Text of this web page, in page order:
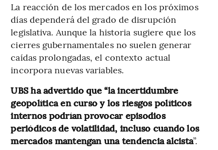
La reacción de los mercados en los próximos
días dependerá del grado de disrupción
legislativa. Aunque la historia sugiere que los
cierres gubernamentales no suelen generar
caídas prolongadas, el contexto actual
incorpora nuevas variables.
UBS ha advertido que “la incertidumbre
geopolítica en curso y los riesgos políticos
internos podrían provocar episodios
periódicos de volatilidad, incluso cuando los
mercados mantengan una tendencia alcista”.